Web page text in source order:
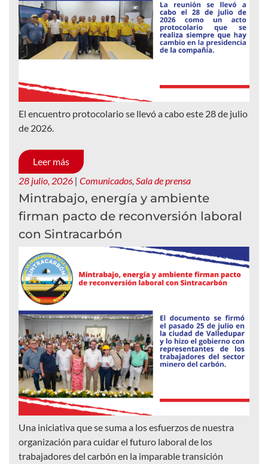
El encuentro protocolario se llevó a cabo este 28 de julio
de 2026.
Leer más
28 julio, 2026 | Comunicados, Sala de prensa
Mintrabajo, energía y ambiente
firman pacto de reconversión laboral
con Sintracarbón
Una iniciativa que se suma a los esfuerzos de nuestra
organización para cuidar el futuro laboral de los
trabajadores del carbón en la imparable transición